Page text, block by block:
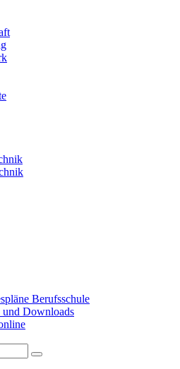
Berufsschule
Downloads